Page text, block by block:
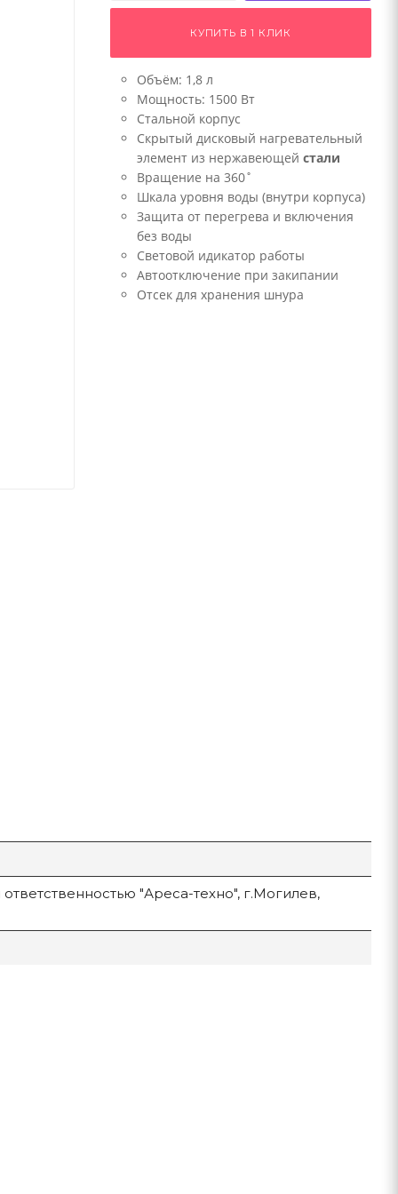
КУПИТЬ В 1 КЛИК
Объём: 1,8 л
Мощность: 1500 Вт
Стальной корпус
Скрытый дисковый нагревательный
элемент из нержавеющейстали
Вращение на 360˚
Шкала уровня воды (внутри корпуса)
Защита от перегрева и включения
без воды
Световой идикатор работы
Автоотключение при закипании
Отсек для хранения шнура
"Ареса-техно", г.Могилев,